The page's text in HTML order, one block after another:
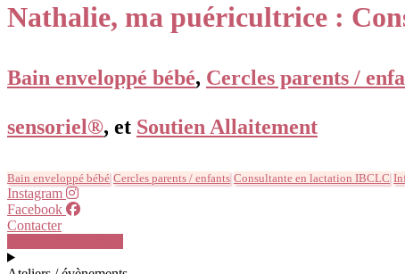
Nathalie, ma puéricultrice :
Bain enveloppé bébé, Cercles parents /
sensoriel®, et Soutien Allaitement
Bain enveloppé bébé Cercles parents / enfants Consultante en lactation IBCLC
Instagram
Facebook
Contacter